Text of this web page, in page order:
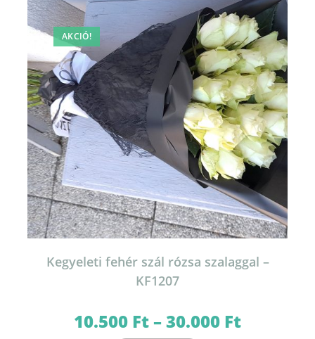
AKCIÓ!
Kegyeleti fehér szál rózsa szalaggal –
KF1207
10.500 Ft–30.000 Ft10.500 Ft